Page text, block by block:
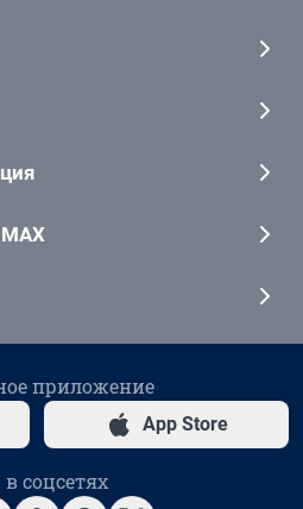
приложение
App Store
соцсетях